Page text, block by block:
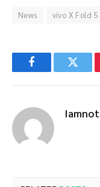
News vivo X Fold 5
Facebook